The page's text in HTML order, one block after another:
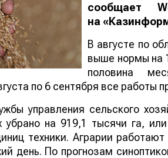
сообщает
на
В августе по
выше нормы на
половина
по 6 сентября все работы
управления сельского
убрано на 919,1 тысячи га,
техники. Аграрии
день. По прогнозам